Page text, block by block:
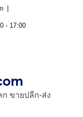
- 17:00
ขายปลีก-ส่ง